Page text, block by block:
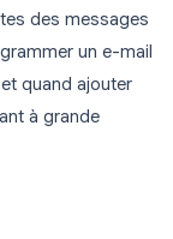
des messages
un e-mail
quand ajouter
à grande